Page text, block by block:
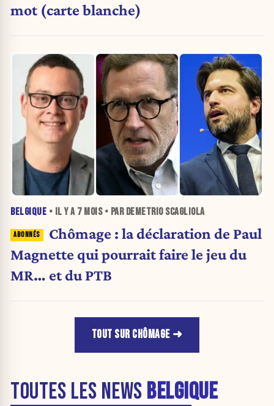
mot (carte blanche)
BELGIQUE • IL Y A 7 MOIS• PAR DEMETRIO SCAGLIOLA
Chômage : la déclaration de Paul
Magnette qui pourrait faire le jeu du
MR… et du PTB
TOUT SUR CHÔMAGE
TOUTES LES NEWS BELGIQUE